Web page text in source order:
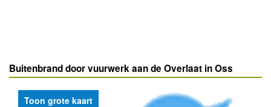
Buitenbrand door vuurwerk aan de Overlaat in Oss
Toon grote kaart